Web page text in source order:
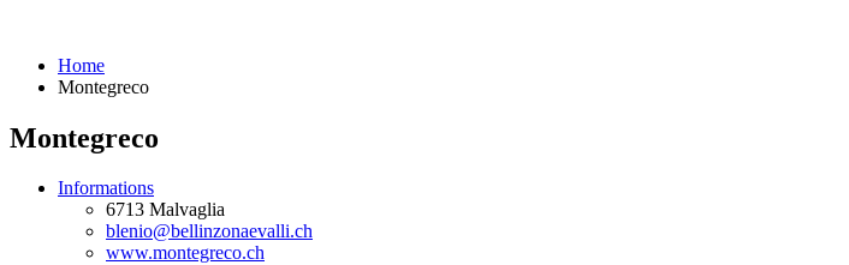
Home
Montegreco
Montegreco
Informations
6713 Malvaglia
blenio@bellinzonaevalli.ch
www.montegreco.ch